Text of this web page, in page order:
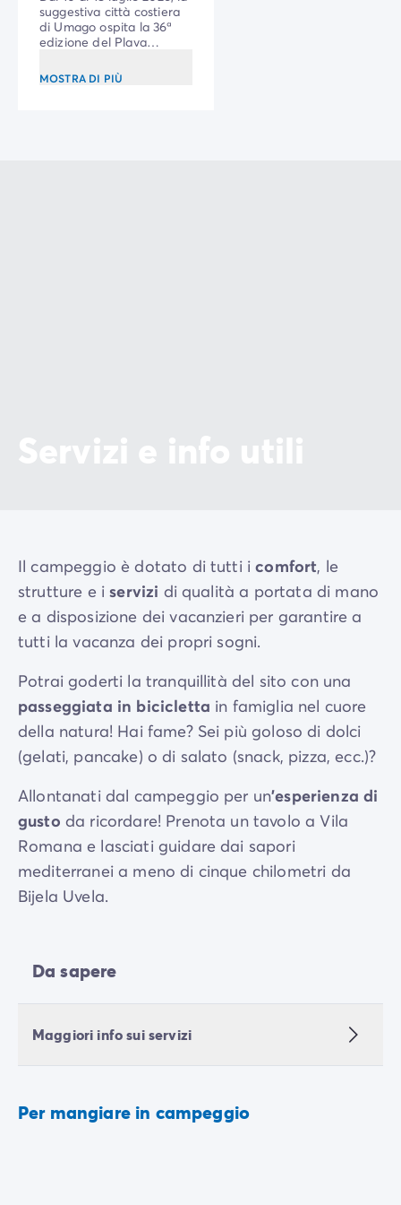
suggestiva città costiera
di Umago ospita la 36ª
edizione del Plava
MOSTRA DI PIÙ
Il campeggio è dotato di tutti icomfort, le
strutture e iservizi di qualità a portata di mano
e a disposizione dei vacanzieri per garantire a
tutti la vacanza dei propri sogni.
Potrai goderti la tranquillità del sito con una
passeggiata in bicicletta in famiglia nel cuore
della natura! Hai fame? Sei più goloso di dolci
(gelati, pancake) o di salato (snack, pizza, ecc.)?
Allontanati dal campeggio per un'esperienza di
gusto da ricordare! Prenota un tavolo a Vila
Romana e lasciati guidare dai sapori
mediterranei a meno di cinque chilometri da
Bijela Uvela.
Da sapere
Maggiori info sui servizi
Per mangiare in campeggio